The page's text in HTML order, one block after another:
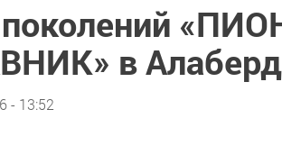
поколений
в
- 13:52